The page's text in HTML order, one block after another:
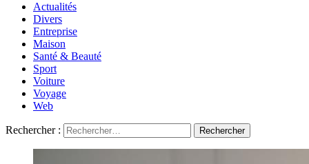
Actualités
Divers
Entreprise
Maison
Santé & Beauté
Sport
Voiture
Voyage
Web
Rechercher :